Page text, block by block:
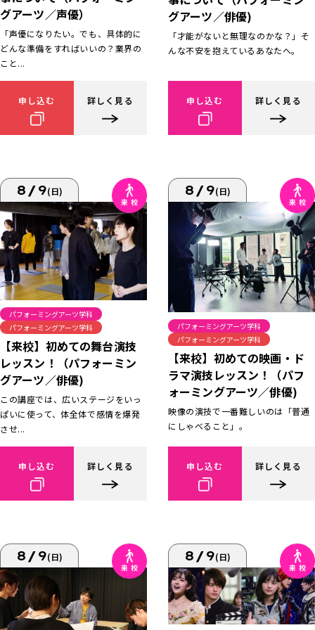
グアーツ／声優）
「声優になりたい。でも、具体的に
どんな準備をすればいいの？業界の
こと...
申し込む 詳しく見る
グアーツ／俳優)
「才能がないと無理なのかな？」そ
んな不安を抱えているあなたへ。
申し込む 詳しく見る
8/9(日)
パフォーミングアーツ学科
パフォーミングアーツ学科
【来校】初めての舞台演技
レッスン！（パフォーミン
グアーツ／俳優)
この講座では、広いステージをいっ
ぱいに使って、体全体で感情を爆発
させ...
申し込む 詳しく見る
8/9(日)
パフォーミングアーツ学科
パフォーミングアーツ学科
【来校】初めての映画・ド
ラマ演技レッスン！（パフ
ォーミングアーツ／俳優)
映像の演技で一番難しいのは「普通
にしゃべること」。
申し込む 詳しく見る
8/9(日) 8/9(日)